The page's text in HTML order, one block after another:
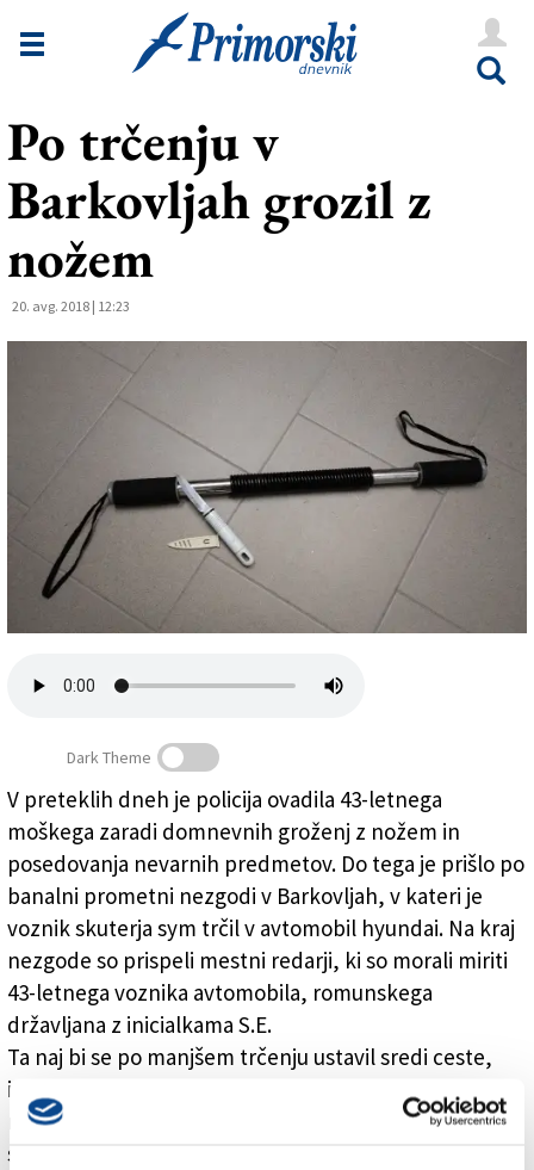
Novice
Goriška
Kultura
Še
Vreme
Založnik
Zadruga PD
Po trčenju v
Barkovljah grozil z
nožem
20. avg. 2018 | 12:23
Po trčenju v Barkovljah grozil z nožem
Dark Theme
V preteklih dneh je policija ovadila 43-letnega
moškega zaradi domnevnih groženj z nožem in
posedovanja nevarnih predmetov. Do tega je prišlo po
banalni prometni nezgodi v Barkovljah, v kateri je
voznik skuterja sym trčil v avtomobil hyundai. Na kraj
nezgode so prispeli mestni redarji, ki so morali miriti
43-letnega voznika avtomobila, romunskega
državljana z inicialkama S.E.
Ta naj bi se po manjšem trčenju ustavil sredi ceste,
izstopil iz avtomobila in s prsti žugal ljudem, ki so bile
na kraju dogodka. Ko je prispela lokalna policija, je
svoje gestikuliranje z rokami v trenutku prekinil.